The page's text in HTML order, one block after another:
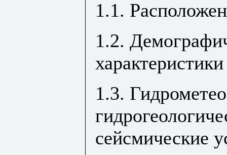
1.1.
1.2.
характеристики
1.3.
сейсмические